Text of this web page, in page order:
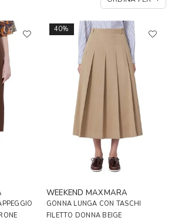
40%
WEEKEND MAXMARA
GONNA LUNGA CON TASCHI
FILETTO DONNA BEIGE